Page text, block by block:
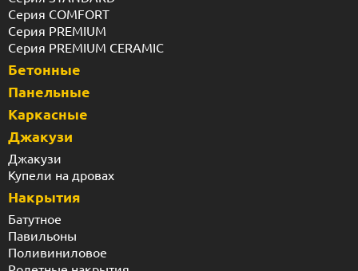
Серия COMFORT
Серия PREMIUM
Серия PREMIUM CERAMIC
Бетонные
Панельные
Каркасные
Джакузи
Джакузи
Купели на дровах
Накрытия
Батутное
Павильоны
Поливиниловое